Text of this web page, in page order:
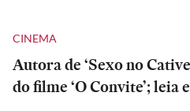
CINEMA
Autora de ‘Sexo no
do filme ‘O Convite’; leia